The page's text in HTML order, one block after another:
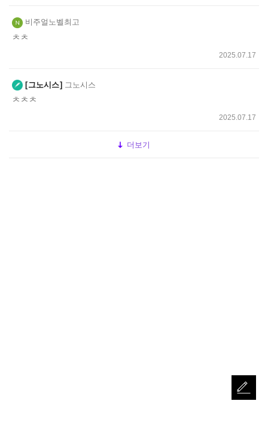
비주얼노벨최고
ㅊㅊ
2025.07.17
그노시스 그노시스
ㅊㅊㅊ
2025.07.17
더보기